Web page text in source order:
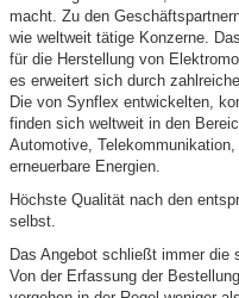
macht. Zu den
wie weltweit tätige Konzerne.
für die Herstellung von
es erweitert sich durch
Die von Synflex entwickelten,
finden sich weltweit in den
Automotive,
erneuerbare Energien.
Höchste Qualität nach den
selbst.
Das Angebot schließt immer die
Von der Erfassung der